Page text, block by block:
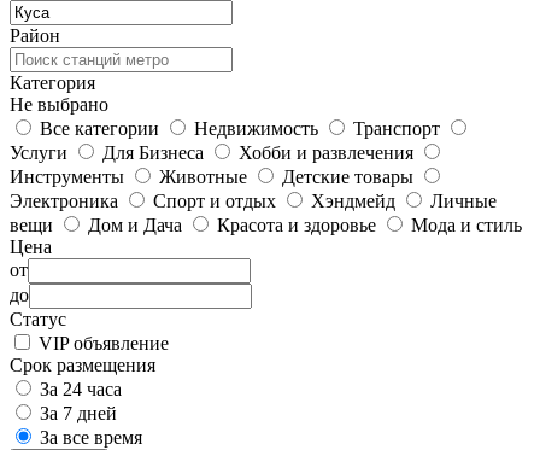
Район
Категория
Не выбрано
Все категории
Недвижимость
Транспорт
Услуги
Для Бизнеса
Хобби и развлечения
Инструменты
Животные
Детские товары
Электроника
Спорт и отдых Хэндмейд
Личные
вещи
Дом и Дача Красота и здоровье
Мода и стиль
Цена
от
до
Статус
VIP объявление
Срок размещения
За 24 часа
За 7 дней
За все время